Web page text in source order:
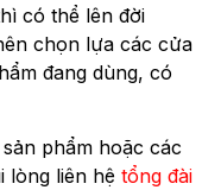
có thể lên đời
chọn lựa các cửa
đang dùng, có
phẩm hoặc các
lòng liên hệ tổng đài